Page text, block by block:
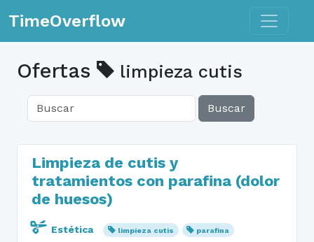
TimeOverflow Toggle
Ofertas limpieza cutis
Buscar
Limpieza de cutis y
tratamientos con parafina (dolor
de huesos)
Estética limpieza cutis parafina